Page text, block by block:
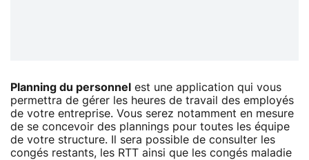
Planning du personnel
est une application qui vous
permettra de gérer les heures de travail des employés
de votre entreprise. Vous serez notamment en mesure
de se concevoir des plannings pour toutes les équipe
de votre structure. Il sera possible de consulter les
congés restants, les RTT ainsi que les congés maladie